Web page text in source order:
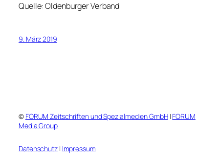
Quelle: Oldenburger Verband
9. März 2019
© FORUM Zeitschriften und Spezialmedien GmbH| FORUM
Media Group
Datenschutz| Impressum